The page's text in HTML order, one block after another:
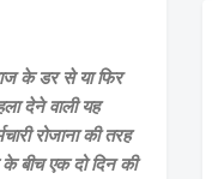
के डर से या फिर
देने वाली यह
रोजाना की तरह
बीच एक दो दिन की